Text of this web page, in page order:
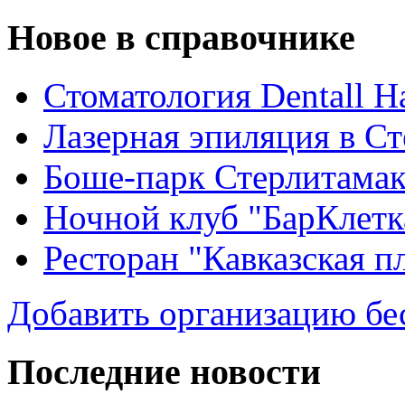
Новое в справочнике
Стоматология Dentall
Лазерная эпиляция в
Боше-парк
Ночной клуб
Ресторан "Кавказская
Добавить организацию
Последние новости